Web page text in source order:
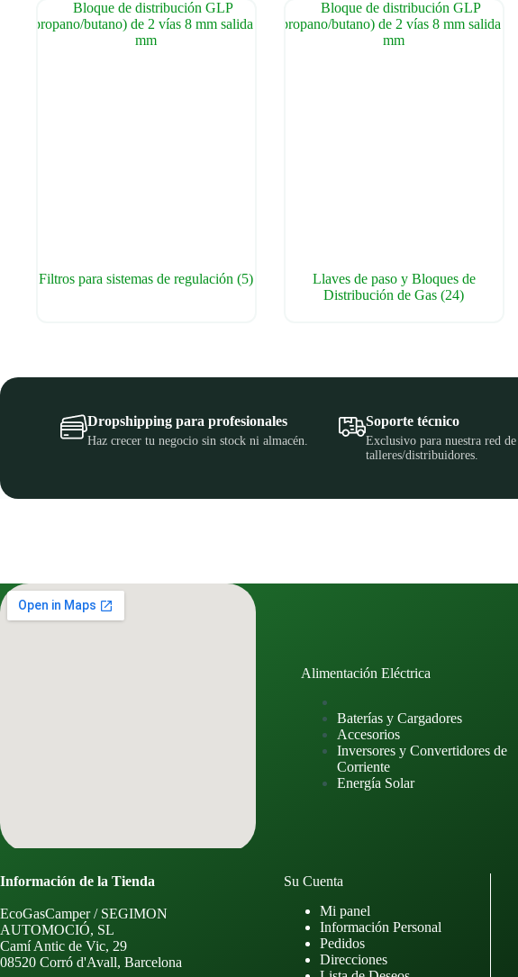
Filtros para sistemas de regulación(5)
Llaves de paso y Bloques de
Distribución de Gas(24)
Dropshipping para profesionales
Haz crecer tu negocio sin stock ni almacén.
Soporte técnico
Exclusivo para nuestra red de
talleres/distribuidores.
Alimentación Eléctrica
Baterías y Cargadores
Accesorios
Inversores y Convertidores de
Corriente
Energía Solar
Información de la Tienda
EcoGasCamper / SEGIMON
AUTOMOCIÓ, SL
Camí Antic de Vic, 29
08520 Corró d'Avall, Barcelona
Su Cuenta
Mi panel
Información Personal
Pedidos
Direcciones